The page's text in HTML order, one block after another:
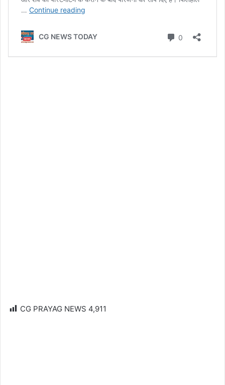
CG PRAYAG NEWS 4,911